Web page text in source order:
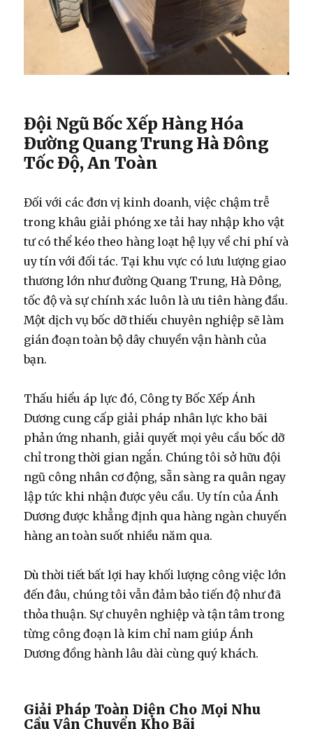
Đội Ngũ Bốc Xếp Hàng Hóa
Đường Quang Trung Hà Đông
Tốc Độ, An Toàn
Đối với các đơn vị kinh doanh, việc chậm trễ
trong khâu giải phóng xe tải hay nhập kho vật
tư có thể kéo theo hàng loạt hệ lụy về chi phí và
uy tín với đối tác. Tại khu vực có lưu lượng giao
thương lớn như đường Quang Trung, Hà Đông,
tốc độ và sự chính xác luôn là ưu tiên hàng đầu.
Một dịch vụ bốc dỡ thiếu chuyên nghiệp sẽ làm
gián đoạn toàn bộ dây chuyền vận hành của
bạn.
Thấu hiểu áp lực đó, Công ty Bốc Xếp Ánh
Dương cung cấp giải pháp nhân lực kho bãi
phản ứng nhanh, giải quyết mọi yêu cầu bốc dỡ
chỉ trong thời gian ngắn. Chúng tôi sở hữu đội
ngũ công nhân cơ động, sẵn sàng ra quân ngay
lập tức khi nhận được yêu cầu. Uy tín của Ánh
Dương được khẳng định qua hàng ngàn chuyến
hàng an toàn suốt nhiều năm qua.
Dù thời tiết bất lợi hay khối lượng công việc lớn
đến đâu, chúng tôi vẫn đảm bảo tiến độ như đã
thỏa thuận. Sự chuyên nghiệp và tận tâm trong
từng công đoạn là kim chỉ nam giúp Ánh
Dương đồng hành lâu dài cùng quý khách.
Giải Pháp Toàn Diện Cho Mọi Nhu
Cầu Vận Chuyển Kho Bãi